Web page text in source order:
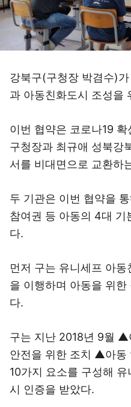
강북구(구청장 박겸수)
과 아동친화도시 조성을
이번 협약은 코로나19
구청장과 최규애 성북강
서를 비대면으로 교환하
두 기관은 이번 협약을
참여권 등 아동의 4대 기
다.
먼저 구는 유니세프 아
을 이행하며 아동을 위
다.
구는 지난 2018년 9월
안전을 위한 조치 ▲아동
10가지 요소를 구성해
시 인증을 받았다.